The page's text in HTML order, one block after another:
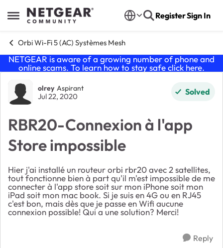
Open Side Menu
Skip to content RegisterSign In
Orbi Wi-Fi 5 (AC) Systèmes Mesh
NETGEAR is aware of a growing number of phone and
online scams. To learn how to stay safe click here.
Forum Discussion
olrey Aspirant
Jul 22, 2020 Solved
RBR20-Connexion à l'app
Store impossible
Hier j'ai installé un routeur orbi rbr20 avec 2 satellites,
tout fonctionne bien à part qu'il m'est impossible de me
connecter à l'app store soit sur mon iPhone soit mon
iPad soit mon mac book. Si je suis en 4G ou en RJ45
c'est bon, mais dès que je passe en Wifi aucune
connexion possible! Qui a une solution? Merci!
Reply